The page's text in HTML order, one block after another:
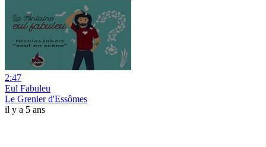
2:47
Eul Fabuleu
Le Grenier d'Essômes
il y a 5 ans